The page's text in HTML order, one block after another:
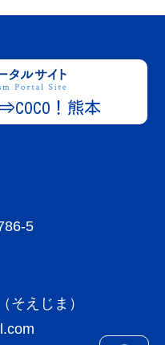
ある山奥で ...
！熊本
5
そえじま）